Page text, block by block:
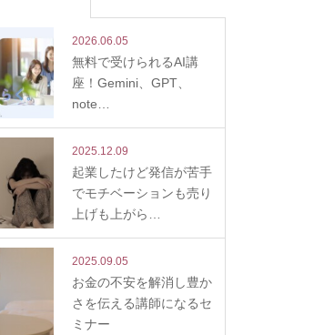
2026.06.05
無料で受けられるAI講
座！Gemini、GPT、
note…
2025.12.09
起業したけど発信が苦手
でモチベーションも売り
上げも上がら…
2025.09.05
お金の不安を解消し豊か
さを伝える講師になるセ
ミナー